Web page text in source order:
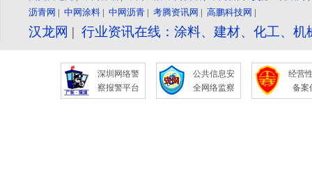
沥青网 | 中网涂料 | 中网沥青 | 考腾资讯网 | 高鹏科技网 |
汉龙网 | 行业资讯在线：涂料、建材、化工、
深圳网络警
察报警平台
公共信息安
全网络监察
经营
备案